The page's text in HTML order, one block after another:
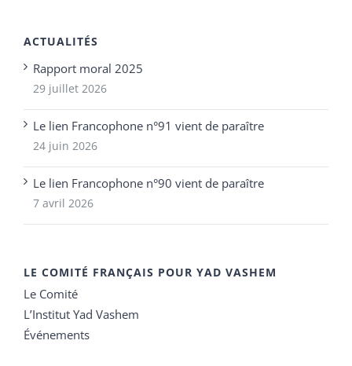
ACTUALITÉS
Rapport moral 2025
29 juillet 2026
Le lien Francophone n°91 vient de paraître
24 juin 2026
Le lien Francophone n°90 vient de paraître
7 avril 2026
LE COMITÉ FRANÇAIS POUR YAD VASHEM
Le Comité
L’Institut Yad Vashem
Événements